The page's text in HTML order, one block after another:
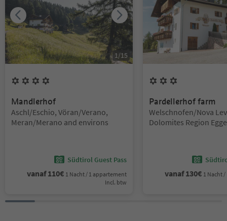
1/15
Mandlerhof
Locatie:
Aschl/Eschio, Vöran/Verano,
Meran/Merano and environs
Südtirol Guest Pass
vanaf110€ 1 Nacht / 1 appartement
Incl. btw
Pardellerhof farm
Locatie:
Welschnofen/Nova
Dolomites Region
vanaf130€ 1 Nacht